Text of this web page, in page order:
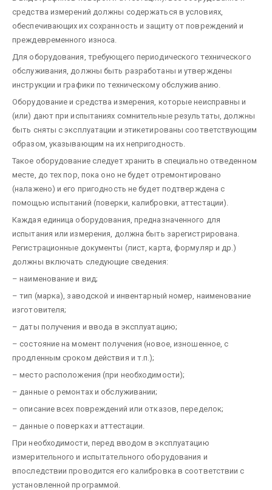
средства измерений должны содержаться в условиях,
обеспечивающих их сохранность и защиту от повреждений и
преждевременного износа.
Для оборудования, требующего периодического технического
обслуживания, должны быть разработаны и утверждены
инструкции и графики по техническому обслуживанию.
Оборудование и средства измерения, которые неисправны и
(или) дают при испытаниях сомнительные результаты, должны
быть сняты с эксплуатации и этикетированы соответствующим
образом, указывающим на их непригодность.
Такое оборудование следует хранить в специально отведенном
месте, до тех пор, пока оно не будет отремонтировано
(налажено) и его пригодность не будет подтверждена с
помощью испытаний (поверки, калибровки, аттестации).
Каждая единица оборудования, предназначенного для
испытания или измерения, должна быть зарегистрирована.
Регистрационные документы (лист, карта, формуляр и др.)
должны включать следующие сведения:
– наименование и вид;
– тип (марка), заводской и инвентарный номер, наименование
изготовителя;
– даты получения и ввода в эксплуатацию;
– состояние на момент получения (новое, изношенное, с
продленным сроком действия и т.п.);
– место расположения (при необходимости);
– данные о ремонтах и обслуживании;
– описание всех повреждений или отказов, переделок;
– данные о поверках и аттестации.
При необходимости, перед вводом в эксплуатацию
измерительного и испытательного оборудования и
впоследствии проводится его калибровка в соответствии с
установленной программой.